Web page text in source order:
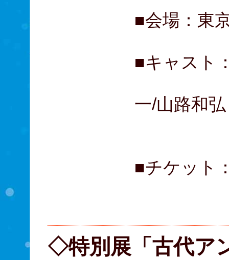
■会場：東
■キャスト
一/山路和弘
■チケット
◇特別展「古代ア